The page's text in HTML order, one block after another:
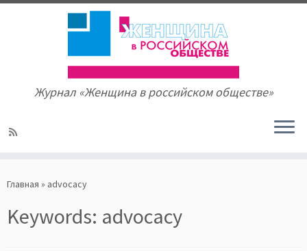
to
Журнал «Женщина в российском обществе»
Главная » advocacy
Keywords: advocacy